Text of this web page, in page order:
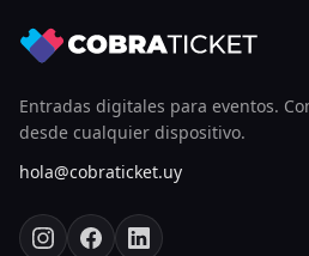
Entradas digitales para eventos.
desde cualquier dispositivo.
hola@cobraticket.uy